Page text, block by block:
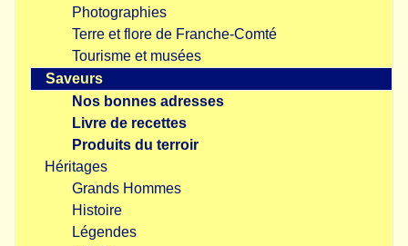
Photographies
Terre et flore de Franche-Comté
Tourisme et musées
Saveurs
Nos bonnes adresses
Livre de recettes
Produits du terroir
Héritages
Grands Hommes
Histoire
Légendes